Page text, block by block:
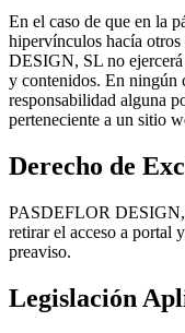
En el caso de que en la
hipervínculos hacía
DESIGN, SL no
y contenidos. En
responsabilidad alguna
perteneciente a un sitio
Derecho de
PASDEFLOR DESIGN,
retirar el acceso a portal
preaviso.
Legislación